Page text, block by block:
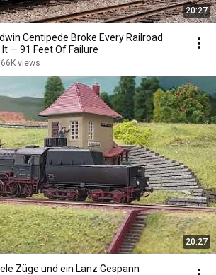
20:27
Centipede Broke Every Railroad
— 91 Feet Of Failure
66K views
20:27
Züge und ein Lanz Gespann